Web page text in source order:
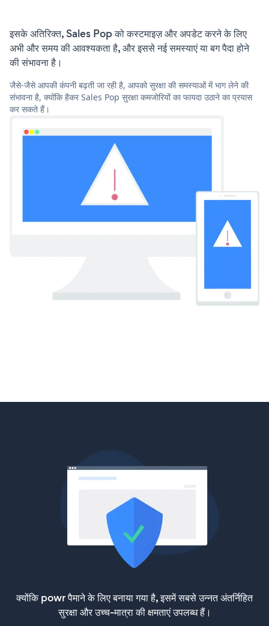
इसके अतिरिक्त, Sales Pop को कस्टमाइज़ और अपडेट करने के लिए
अभी और समय की आवश्यकता है, और इससे नई समस्याएं या बग पैदा होने
की संभावना है।
जैसे-जैसे आपकी कंपनी बढ़ती जा रही है, आपको सुरक्षा की समस्याओं में भाग लेने की
संभावना है, क्योंकि हैकर Sales Pop सुरक्षा कमजोरियों का फायदा उठाने का प्रयास
कर सकते हैं।
क्योंकि powr पैमाने के लिए बनाया गया है, इसमें सबसे उन्नत अंतर्निहित
सुरक्षा और उच्च-मात्रा की क्षमताएं उपलब्ध हैं।